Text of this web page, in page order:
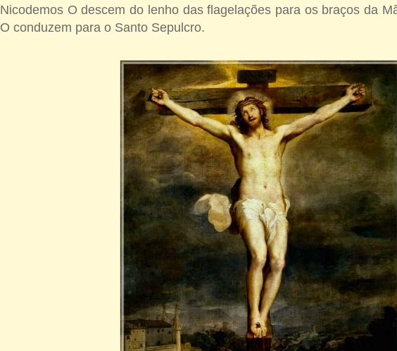
Nicodemos O descem do lenho das flagelações para os braços da
O conduzem para o Santo Sepulcro.